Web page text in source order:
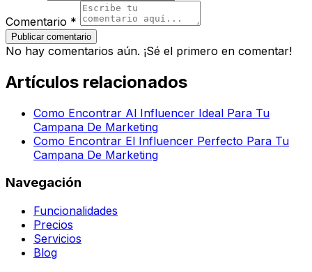
Comentario *
Publicar comentario
No hay comentarios aún. ¡Sé el primero en comentar!
Artículos relacionados
Como Encontrar Al Influencer Ideal Para Tu
Campana De Marketing
Como Encontrar El Influencer Perfecto Para Tu
Campana De Marketing
Navegación
Funcionalidades
Precios
Servicios
Blog